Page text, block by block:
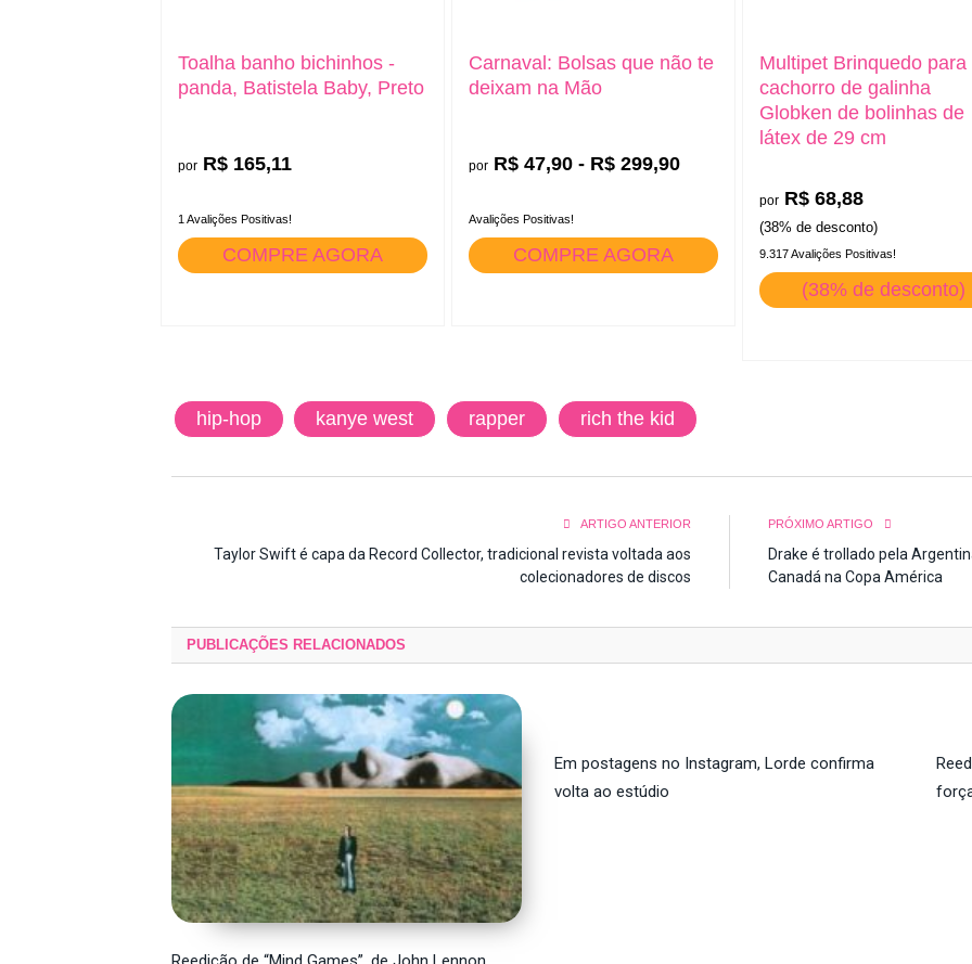
Toalha banho bichinhos -
panda, Batistela Baby, Preto
por R$ 165,11
1 Avalições Positivas!
COMPRE AGORA
Carnaval: Bolsas que não te
deixam na Mão
por R$ 47,90 - R$ 299,90
Avalições Positivas!
COMPRE AGORA
Multipet Brinquedo para
cachorro de galinha
Globken de bolinhas de
látex de 29 cm
por R$ 68,88
(38% de desconto)
9.317 Avalições Positivas!
(38% de desconto)
hip-hop kanye west rapper rich the kid
ARTIGO ANTERIOR
Taylor Swift é capa da Record Collector, tradicional revista voltada aos
colecionadores de discos
PRÓXIMO ARTIGO
Drake é trollado pela
Canadá na Copa América
PUBLICAÇÕES RELACIONADOS
Em postagens no Instagram, Lorde confirma
volta ao estúdio